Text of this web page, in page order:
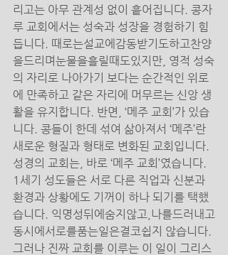
리고는 아무 관계성 없이 흩어집니다. 콩자
루 교회에서는 성숙과 성장을 경험하기 힘
듭니다. 때로는설교에감동받기도하고찬양
을드리며눈물을흘릴때도있지만, 영적 성숙
의 자리로 나아가기 보다는 순간적인 위로
에 만족하고 같은 자리에 머무르는 신앙 생
활을 유지합니다. 반면, ‘메주 교회’가 있습
니다. 콩들이 한데 섞여 삶아져서 ‘메주’란
새로운 형질과 형태로 변화된 교회입니다.
성경의 교회는, 바로 ‘메주 교회’였습니다.
1세기 성도들은 서로 다른 직업과 신분과
환경과 상황에도 기꺼이 하나 되기를 택했
습니다. 익명성뒤에숨지않고,나를드러내고
동시에서로를품는일은결코쉽지 않습니다.
그러나 진짜 교회를 이루는 이 일이 그리스